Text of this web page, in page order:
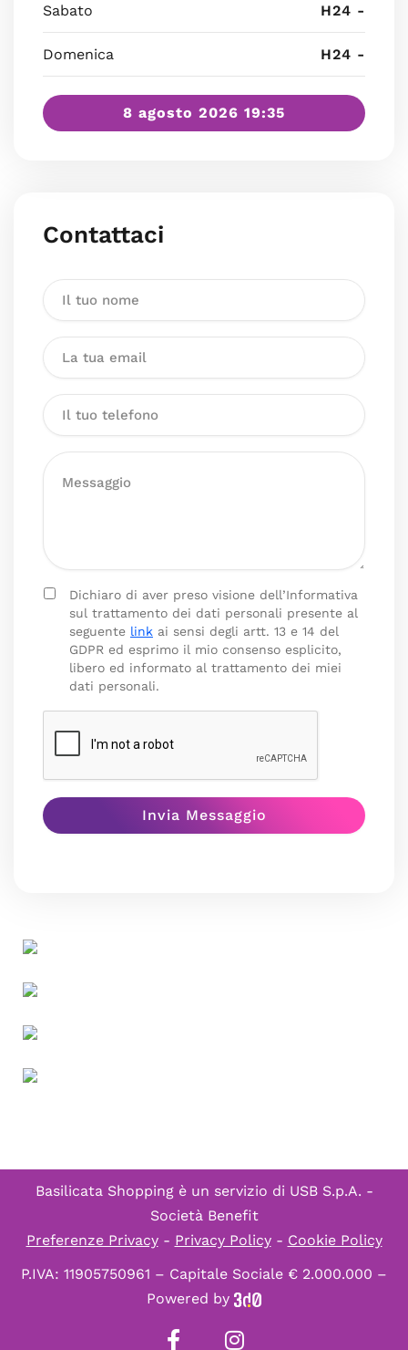
Sabato H24 -
Domenica H24 -
8 agosto 2026 19:35
Contattaci
Dichiaro di aver preso visione dell’Informativa
sul trattamento dei dati personali presente al
seguente link ai sensi degli artt. 13 e 14 del
GDPR ed esprimo il mio consenso esplicito,
libero ed informato al trattamento dei miei
dati personali.
Basilicata Shopping è un servizio di USB S.p.A. -
Società Benefit
Preferenze Privacy- Privacy Policy- Cookie Policy
P.IVA: 11905750961 – Capitale Sociale € 2.000.000 –
Powered by